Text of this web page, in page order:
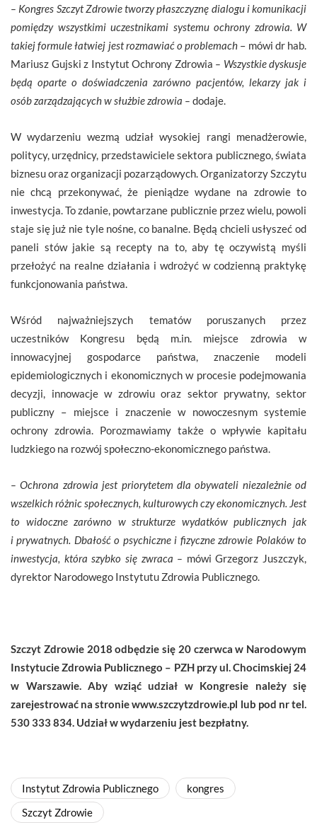
– Kongres Szczyt Zdrowie tworzy płaszczyznę dialogu i komunikacji
pomiędzy wszystkimi uczestnikami systemu ochrony zdrowia. W
takiej formule łatwiej jest rozmawiać o problemach – mówi dr hab.
Mariusz Gujski z Instytut Ochrony Zdrowia – Wszystkie dyskusje
będą oparte o doświadczenia zarówno pacjentów, lekarzy jak i
osób zarządzających w służbie zdrowia – dodaje.
W wydarzeniu wezmą udział wysokiej rangi menadżerowie,
politycy, urzędnicy, przedstawiciele sektora publicznego, świata
biznesu oraz organizacji pozarządowych. Organizatorzy Szczytu
nie chcą przekonywać, że pieniądze wydane na zdrowie to
inwestycja. To zdanie, powtarzane publicznie przez wielu, powoli
staje się już nie tyle nośne, co banalne. Będą chcieli usłyszeć od
paneli stów jakie są recepty na to, aby tę oczywistą myśli
przełożyć na realne działania i wdrożyć w codzienną praktykę
funkcjonowania państwa.
Wśród najważniejszych tematów poruszanych przez
uczestników Kongresu będą m.in. miejsce zdrowia w
innowacyjnej gospodarce państwa, znaczenie modeli
epidemiologicznych i ekonomicznych w procesie podejmowania
decyzji, innowacje w zdrowiu oraz sektor prywatny, sektor
publiczny – miejsce i znaczenie w nowoczesnym systemie
ochrony zdrowia. Porozmawiamy także o wpływie kapitału
ludzkiego na rozwój społeczno-ekonomicznego państwa.
– Ochrona zdrowia jest priorytetem dla obywateli niezależnie od
wszelkich różnic społecznych, kulturowych czy ekonomicznych. Jest
to widoczne zarówno w strukturze wydatków publicznych jak
i prywatnych. Dbałość o psychiczne i fizyczne zdrowie Polaków to
inwestycja, która szybko się zwraca – mówi Grzegorz Juszczyk,
dyrektor Narodowego Instytutu Zdrowia Publicznego.
Szczyt Zdrowie 2018 odbędzie się 20 czerwca w Narodowym
Instytucie Zdrowia Publicznego – PZH przy ul. Chocimskiej 24
w Warszawie. Aby wziąć udział w Kongresie należy się
zarejestrować na stronie www.szczytzdrowie.pl lub pod nr tel.
530 333 834. Udział w wydarzeniu jest bezpłatny.
Instytut Zdrowia Publicznego
kongres
Szczyt Zdrowie